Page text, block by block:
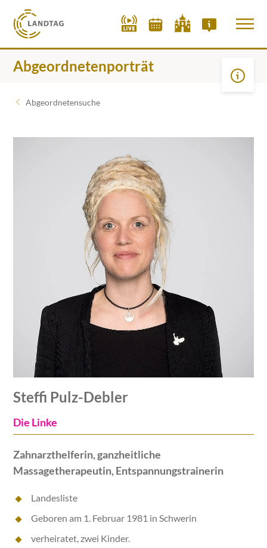
Abgeordnetenporträt
Abgeordnetensuche
Steffi Pulz-Debler
Die Linke
Zahnarzthelferin, ganzheitliche
Massagetherapeutin, Entspannungstrainerin
Landesliste
Geboren am 1. Februar 1981 in Schwerin
verheiratet, zwei Kinder.